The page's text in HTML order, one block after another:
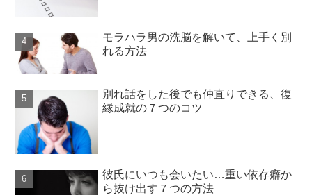
モラハラ男の洗脳を解いて、上手く別
れる方法
別れ話をした後でも仲直りできる、復
縁成就の７つのコツ
彼氏にいつも会いたい…重い依存癖か
ら抜け出す７つの方法